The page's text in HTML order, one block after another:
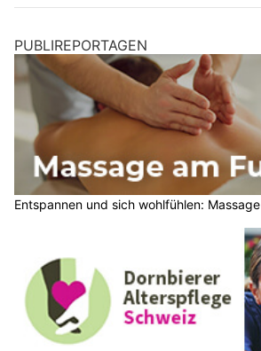
PUBLIREPORTAGEN
Entspannen und sich wohlfühlen: